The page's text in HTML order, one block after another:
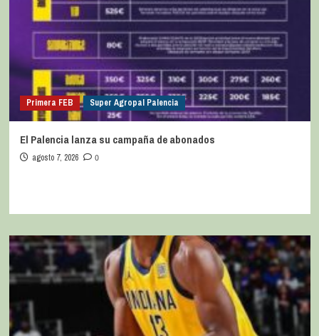
Primera FEB Super Agropal Palencia
El Palencia lanza su campaña de abonados
agosto 7, 2026 0